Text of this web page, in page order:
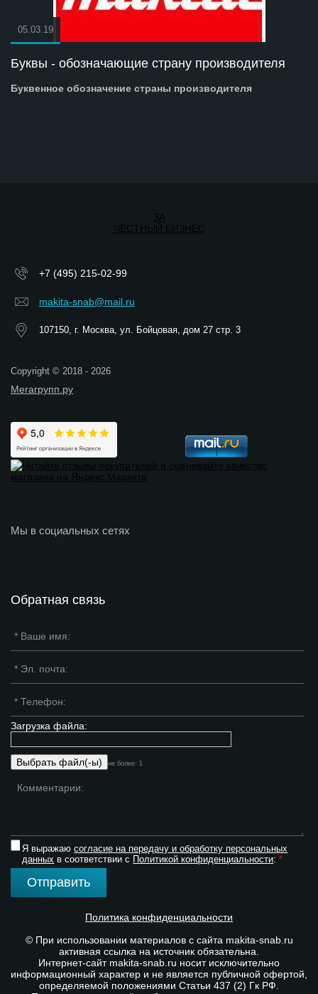
05.03.19
Буквы - обозначающие страну производителя
Буквенное обозначение страны производителя
+7 (495) 215-02-99
makita-snab@mail.ru
107150, г. Москва, ул. Бойцовая, дом 27 стр. 3
Copyright © 2018 - 2026
Мегагрупп.ру
Мы в социальных сетях
ЗА
ЧЕСТНЫЙ БИЗНЕС
Обратная связь
Загрузка файла:
не более: 1
Я выражаюсогласие на передачу и обработку персональных
данных в соответствии с Политикой конфиденциальности:*
Отправить
Политика конфиденциальности
© При использовании материалов с сайта makita-snab.ru
активная ссылка на источник обязательна.
Интернет-сайт makita-snab.ru носит исключительно
информационный характер и не является публичной офертой,
определяемой положениями Статьи 437 (2) Гк РФ.